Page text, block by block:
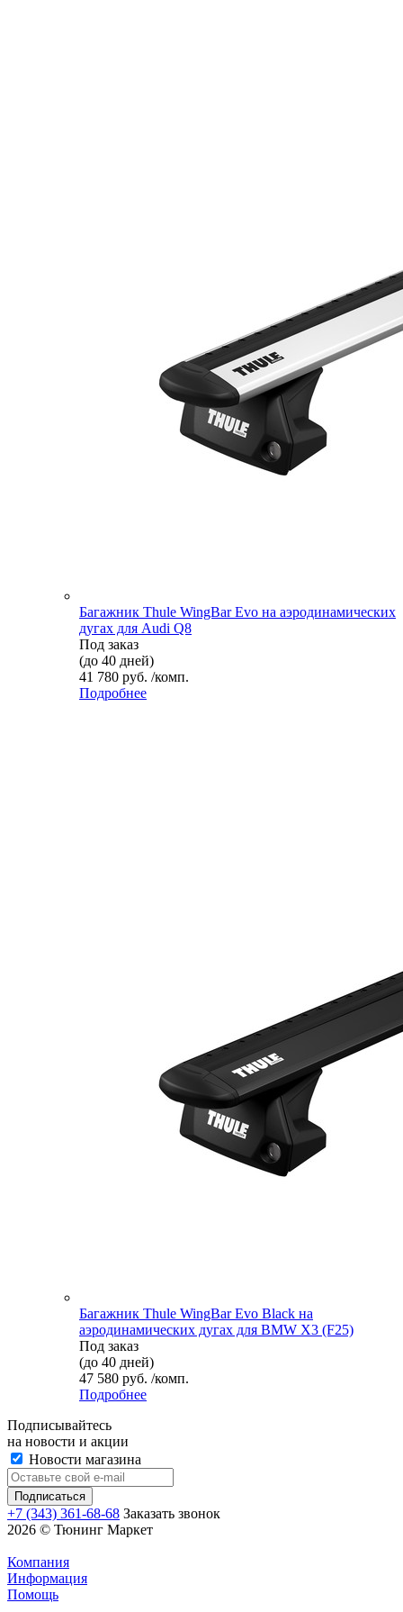
Багажник Thule WingBar Evo на аэродинамических
дугах для Audi Q8
Под заказ
(до 40 дней)
41 780 руб. /комп.
Подробнее
Багажник Thule WingBar Evo Black на
аэродинамических дугах для BMW X3 (F25)
Под заказ
(до 40 дней)
47 580 руб. /комп.
Подробнее
Подписывайтесь
на новости и акции
Новости магазина
+7 (343) 361-68-68 Заказать звонок
2026 © Тюнинг Маркет
Компания
Информация
Помощь